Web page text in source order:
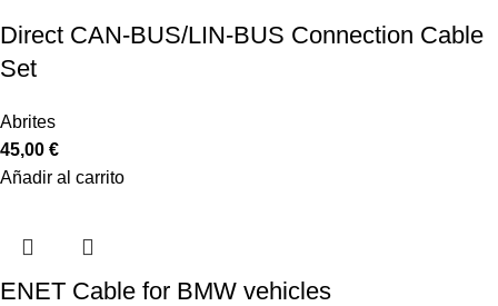
Direct CAN-BUS/LIN-BUS Connection Cable
Set
Abrites
45,00 €
Añadir al carrito
ENET Cable for BMW vehicles